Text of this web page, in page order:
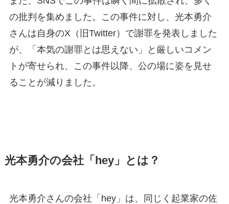
の批判を集めました。この事件に対し、光本勇介
さんは自身のX（旧Twitter）で謝罪を発表しました
が、「本気の謝罪とは思えない」と厳しいコメン
トが寄せられ、この事件以降、公の場に姿を見せ
ることが減りました。
光本勇介の会社「hey」とは？
光本勇介さんの会社「hey」は、同じく起業家の佐